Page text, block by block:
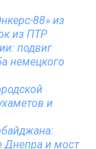
88» из
из ПТР
подвиг
немецкого
и
Днепра и мост